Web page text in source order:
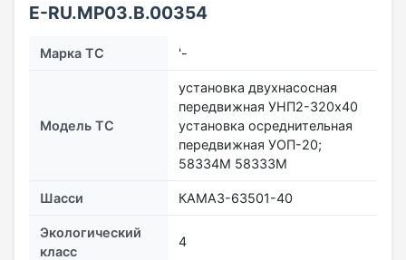
E-RU.МР03.B.00354
Марка ТС '-
Модель ТС
установка двухнасосная
передвижная УНП2-320х40
установка осреднительная
передвижная УОП-20;
58334М 58333М
Шасси КАМАЗ-63501-40
Экологический
класс
4